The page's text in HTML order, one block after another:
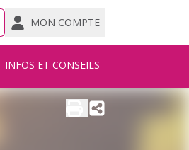
MON COMPTE
INFOS ET CONSEILS